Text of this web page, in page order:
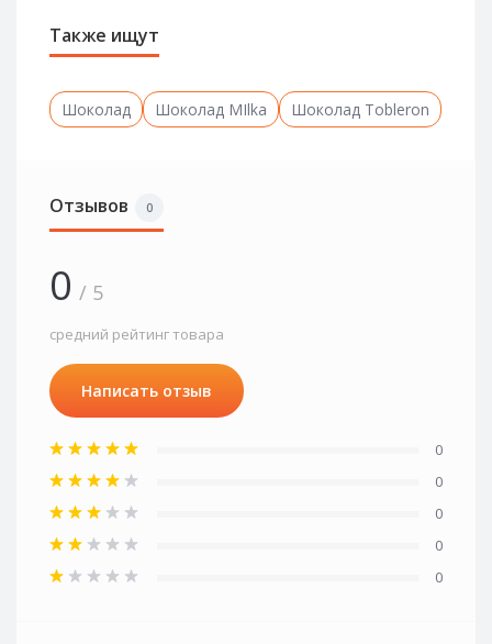
Также ищут
Шоколад Шоколад MIlka Шоколад Tobleron
Отзывов 0
0 / 5
средний рейтинг товара
Написать отзыв
0
0
0
0
0